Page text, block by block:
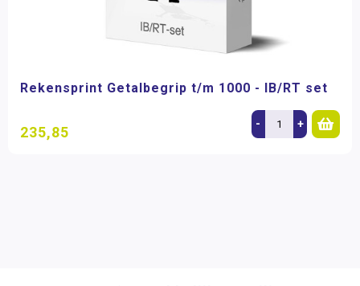
Rekensprint Getalbegrip t/m 1000 - IB/RT set
235,85 - +